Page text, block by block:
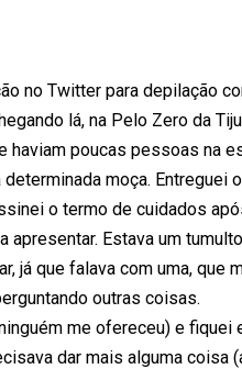
no Twitter para depilação
lá, na Pelo Zero da
haviam poucas pessoas na
moça. Entreguei
o termo de cuidados
apresentar. Estava um
já que falava com uma, que
outras coisas.
me ofereceu) e
dar mais alguma coisa